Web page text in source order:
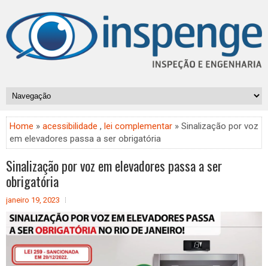
Home » acessibilidade , lei complementar » Sinalização por voz
em elevadores passa a ser obrigatória
Sinalização por voz em elevadores passa a ser
obrigatória
janeiro 19, 2023